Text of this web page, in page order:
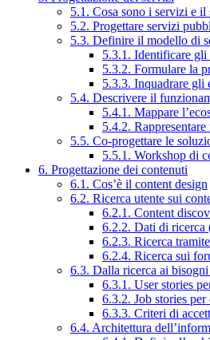
5.1. Cosa sono i servizi e il
5.2. Progettare servizi
5.3. Definire il modello di
5.3.1. Identificare
5.3.2. Formulare la
5.3.3. Inquadrare gli
5.4. Descrivere il
5.4.1. Mappare
5.4.2.
5.5. Co-progettare le
5.5.1. Workshop di
6. Progettazione dei contenuti
6.1. Cos’è il content design
6.2. Ricerca utente sui
6.2.1. Content
6.2.2. Dati di ricerca
6.2.3. Ricerca
6.2.4. Ricerca sui
6.3. Dalla ricerca ai
6.3.1. User stories
6.3.2. Job stories
6.3.3. Criteri di
6.4. Architettura